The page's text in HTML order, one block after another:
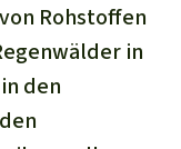
Rohstoffen
in
den